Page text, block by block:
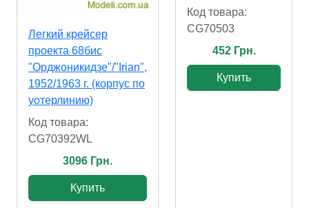
Легкий крейсер
проекта 68бис
"Орджоникидзе"/"Irian",
1952/1963 г. (корпус по
уотерлинию)
Код товара:
CG70392WL
3096 Грн.
Купить
Код товара:
CG70503
452 Грн.
Купить